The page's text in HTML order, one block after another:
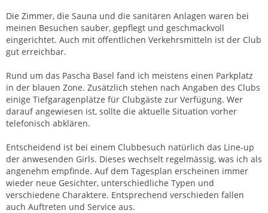
Die Zimmer, die Sauna und die sanitären Anlagen waren bei
meinen Besuchen sauber, gepflegt und geschmackvoll
eingerichtet. Auch mit öffentlichen Verkehrsmitteln ist der Club
gut erreichbar.
Rund um das Pascha Basel fand ich meistens einen Parkplatz
in der blauen Zone. Zusätzlich stehen nach Angaben des Clubs
einige Tiefgaragenplätze für Clubgäste zur Verfügung. Wer
darauf angewiesen ist, sollte die aktuelle Situation vorher
telefonisch abklären.
Entscheidend ist bei einem Clubbesuch natürlich das Line-up
der anwesenden Girls. Dieses wechselt regelmässig, was ich als
angenehm empfinde. Auf dem Tagesplan erscheinen immer
wieder neue Gesichter, unterschiedliche Typen und
verschiedene Charaktere. Entsprechend verschieden fallen
auch Auftreten und Service aus.